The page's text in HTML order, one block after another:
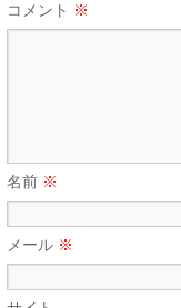
コメント ※
名前 ※
メール ※